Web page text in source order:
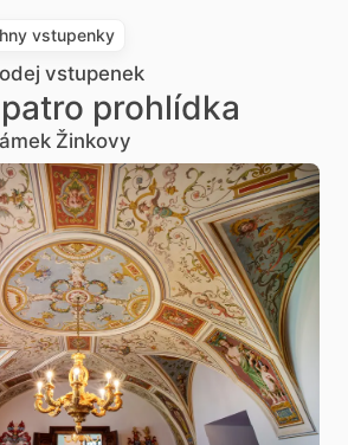
vstupenky
vstupenek
prohlídka
Žinkovy